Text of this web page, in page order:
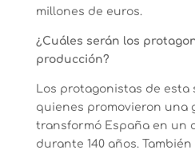
millones de euros.
¿Cuáles serán los
producción?
Los protagonistas de esta
quienes promovieron una
transformó España en un
durante 140 años.